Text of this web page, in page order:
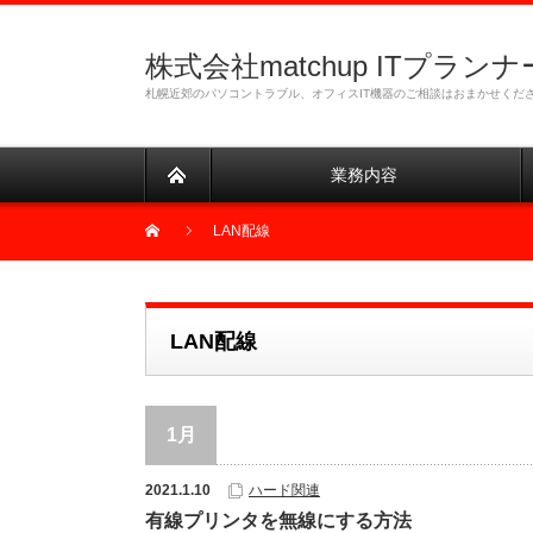
株式会社matchup ITプランナ
札幌近郊のパソコントラブル、オフィスIT機器のご相談はおまかせくだ
業務内容
LAN配線
LAN配線
1月
2021.1.10 ハード関連
有線プリンタを無線にする方法